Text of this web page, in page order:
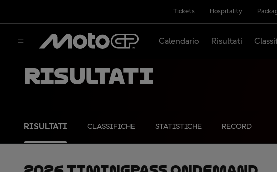
Tickets Hospitality
Calendario Risultati
Risultati
RISULTATI CLASSIFICHE STATISTICHE RECORD